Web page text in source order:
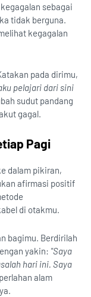
sebagai
tidak berguna.
kegagalan
pada dirimu,
pelajari dari sini
sudut pandang
gagal.
Pagi
dalam pikiran,
afirmasi positif
di otakmu.
bagimu. Berdirilah
yakin: "Saya
hari ini. Saya
alam